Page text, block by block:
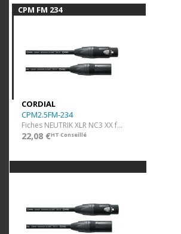
CPM FM 234
CORDIAL
CPM2.5FM-234
Fiches NEUTRIK XLR NC3 XX f/m - faible résistance - 2,5 m
22,08 €HT Conseillé